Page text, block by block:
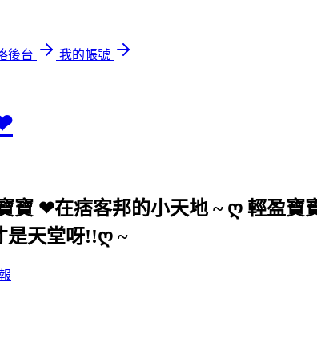
後台
我的帳號
寶 ❤在痞客邦的小天地 ~ ღ 輕盈
是天堂呀!!ღ ~